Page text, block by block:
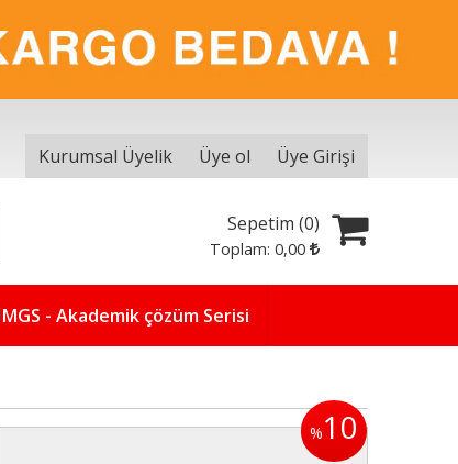
Kurumsal Üyelik Üye ol Üye Girişi
Sepetim (0)
Toplam:0,00
- Akademik çözüm Serisi
%10